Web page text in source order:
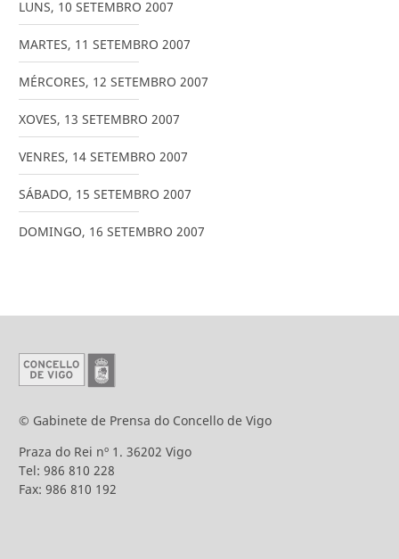
LUNS, 10 SETEMBRO 2007
MARTES, 11 SETEMBRO 2007
MÉRCORES, 12 SETEMBRO 2007
XOVES, 13 SETEMBRO 2007
VENRES, 14 SETEMBRO 2007
SÁBADO, 15 SETEMBRO 2007
DOMINGO, 16 SETEMBRO 2007
© Gabinete de Prensa do Concello de Vigo
Praza do Rei nº 1. 36202 Vigo
Tel: 986 810 228
Fax: 986 810 192